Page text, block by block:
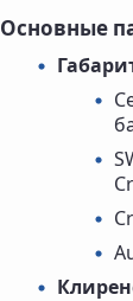
Основные